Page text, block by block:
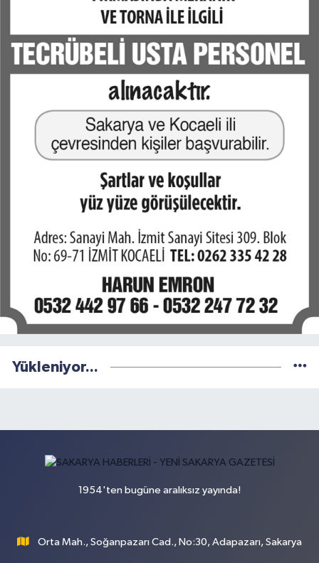
Yükleniyor...
1954'ten bugüne aralıksız yayında!
Orta Mah., Soğanpazarı Cad., No:30, Adapazarı, Sakarya